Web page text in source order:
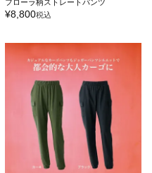
フローラ柄ストレートパンツ
¥8,800税込